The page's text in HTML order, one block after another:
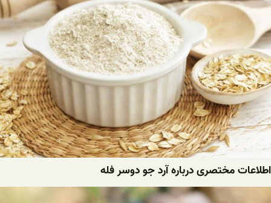
اطلاعات مختصری درباره آرد جو دوسر فله